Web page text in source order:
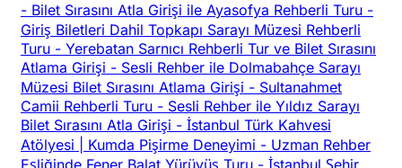
- Bilet Sırasını Atla Girişi ile Ayasofya Rehberli Turu -
Giriş Biletleri Dahil Topkapı Sarayı Müzesi Rehberli
Turu - Yerebatan Sarnıcı Rehberli Tur ve Bilet Sırasını
Atlama Girişi - Sesli Rehber ile Dolmabahçe Sarayı
Müzesi Bilet Sırasını Atlama Girişi - Sultanahmet
Camii Rehberli Turu - Sesli Rehber ile Yıldız Sarayı
Bilet Sırasını Atla Girişi - İstanbul Türk Kahvesi
Atölyesi | Kumda Pişirme Deneyimi - Uzman Rehber